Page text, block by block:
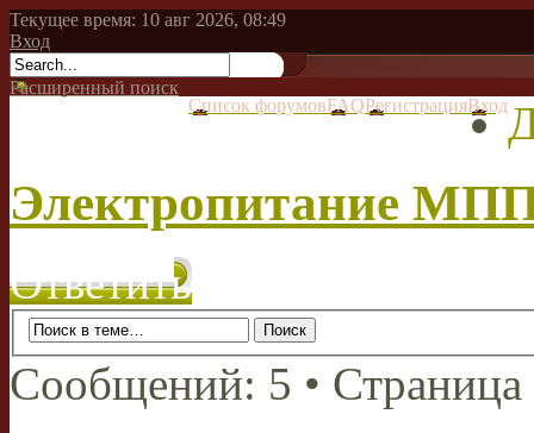
Текущее время: 10 авг 2026, 08:49
Вход
Расширенный поиск
Список форумовFAQРегистрацияВход
Электропитание
Ответить
Сообщений: 5 • Страница